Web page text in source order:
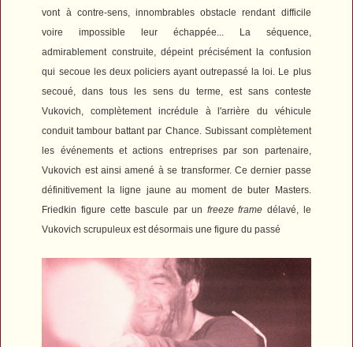
vont à contre-sens, innombrables obstacle rendant difficile
voire impossible leur échappée... La séquence,
admirablement construite, dépeint précisément la confusion
qui secoue les deux policiers ayant outrepassé la loi. Le plus
secoué, dans tous les sens du terme, est sans conteste
Vukovich, complètement incrédule à l'arrière du véhicule
conduit tambour battant par Chance. Subissant complètement
les événements et actions entreprises par son partenaire,
Vukovich est ainsi amené à se transformer. Ce dernier passe
définitivement la ligne jaune au moment de buter Masters.
Friedkin figure cette bascule par un freeze frame délavé, le
Vukovich scrupuleux est désormais une figure du passé